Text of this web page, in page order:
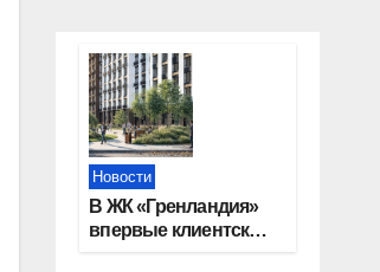
Новости
В ЖК «Гренландия»
впервые клиентские